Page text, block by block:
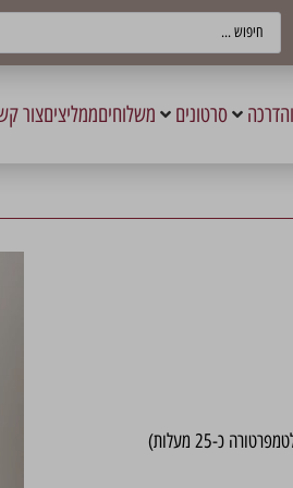
סרטונים משלוחיםממליציםצור
כ-25 מעלות)